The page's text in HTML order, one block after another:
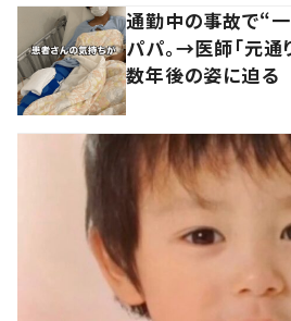
通勤中の事故で“
パパ。→医師「元通
数年後の姿に迫る